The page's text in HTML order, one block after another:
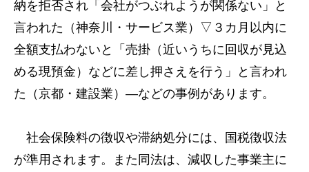
納を拒否され「会社がつぶれようが関係ない」と
言われた（神奈川・サービス業）▽３カ月以内に
全額支払わないと「売掛（近いうちに回収が見込
める現預金）などに差し押さえを行う」と言われ
た（京都・建設業）―などの事例があります。
社会保険料の徴収や滞納処分には、国税徴収法
が準用されます。また同法は、減収した事業主に